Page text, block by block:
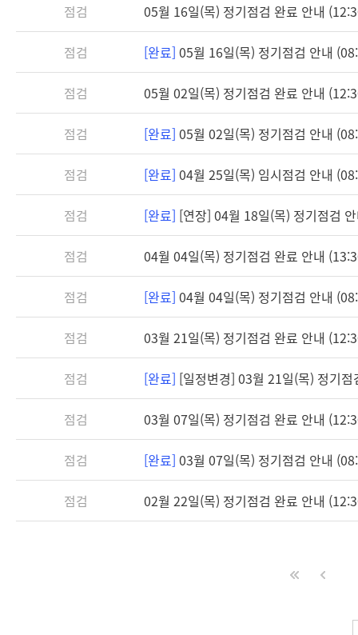
점검 05월 16일(목) 정기점검 완료 안내
점검 [완료] 05월 16일(목) 정기점검 안내
점검 05월 02일(목) 정기점검 완료 안내
점검 [완료] 05월 02일(목) 정기점검 안내
점검 [완료] 04월 25일(목) 임시점검 안내
점검 [완료] [연장] 04월 18일(목) 정기점검
점검 04월 04일(목) 정기점검 완료 안내
점검 [완료] 04월 04일(목) 정기점검 안내
점검 03월 21일(목) 정기점검 완료 안내
점검 [완료] [일정변경] 03월 21일(목) 정기
점검 03월 07일(목) 정기점검 완료 안내
점검 [완료] 03월 07일(목) 정기점검 안내
점검 02월 22일(목) 정기점검 완료 안내